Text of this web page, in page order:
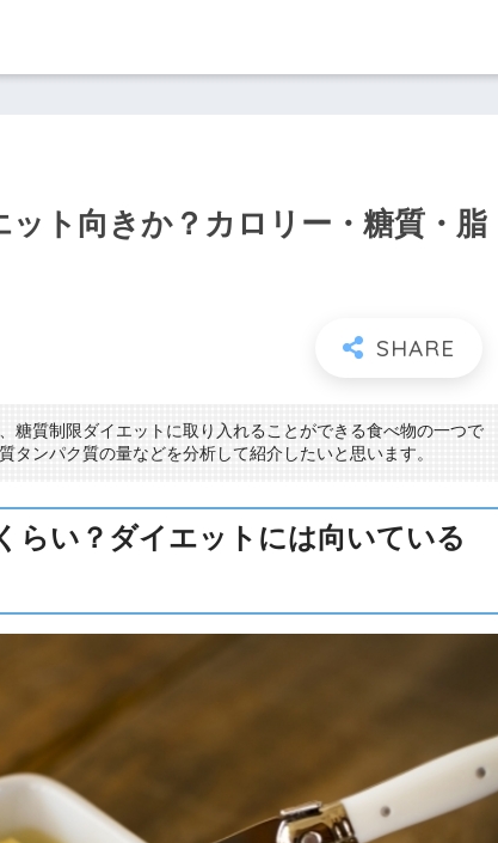
ト向きか？カロリー・糖質・脂
糖質制限ダイエットに取り入れることができる食べ物の一つで
タンパク質の量などを分析して紹介したいと思います。
らい？ダイエットには向いている